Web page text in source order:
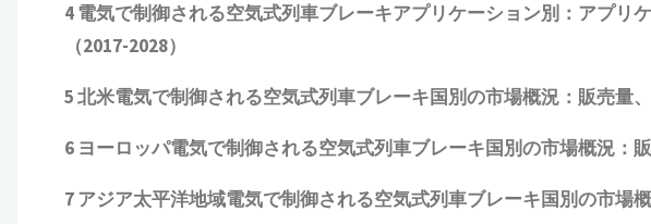
4電気で制御される空気式列車ブレーキアプリケーション別：アプリ
（2017-2028）
5 北米電気で制御される空気式列車ブレーキ国別の市場概況：販売量
6 ヨーロッパ電気で制御される空気式列車ブレーキ国別の市場概況：
7 アジア太平洋地域電気で制御される空気式列車ブレーキ国別の市場